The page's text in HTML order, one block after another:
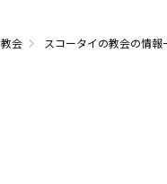
教会 スコータイの教会の情報